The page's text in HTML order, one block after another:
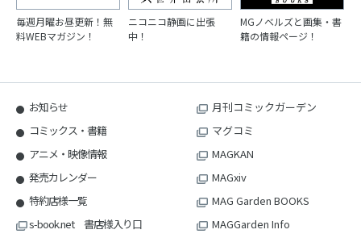
毎週月曜お昼更新！無
料WEBマガジン！
ニコニコ静画に出張
中！
MGノベルズと画集・書
籍の情報ページ！
お知らせ
コミックス・書籍
アニメ・映像情報
発売カレンダー
特約店様一覧
s-book.net 書店様入り口
月刊コミックガーデン
マグコミ
MAGKAN
MAGxiv
MAG Garden BOOKS
MAGGarden Info